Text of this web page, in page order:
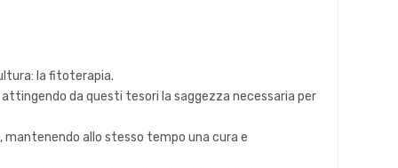
la fitoterapia.
da questi tesori la saggezza necessaria per
allo stesso tempo una cura e